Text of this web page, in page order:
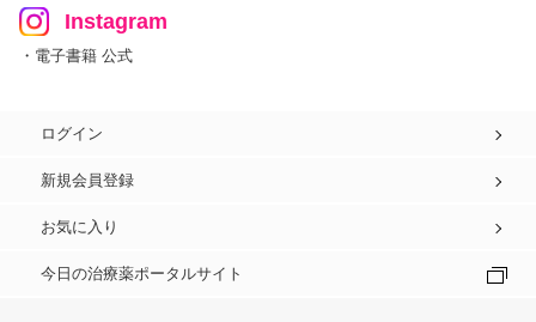
Instagram
・電子書籍 公式
ログイン
新規会員登録
お気に入り
今日の治療薬ポータルサイト